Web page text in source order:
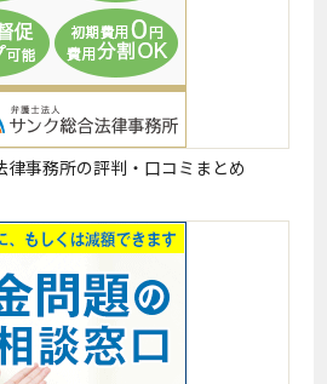
律事務所の評判・口コミまとめ